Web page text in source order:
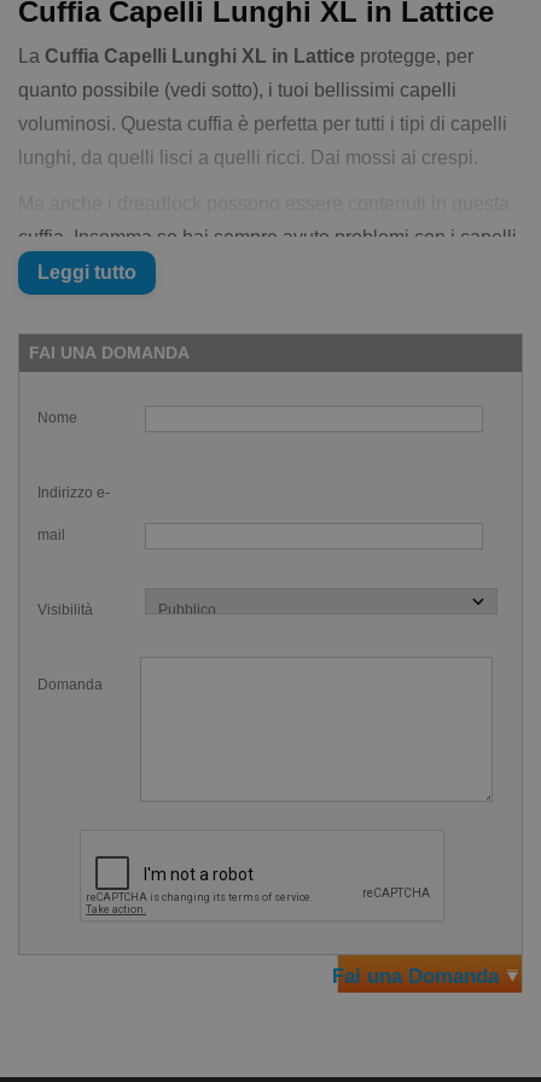
Cuffia Capelli Lunghi XL in Lattice
La Cuffia Capelli Lunghi XL in Lattice protegge, per
quanto possibile (vedi sotto), i tuoi bellissimi capelli
voluminosi. Questa cuffia è perfetta per tutti i tipi di capelli
lunghi, da quelli lisci a quelli ricci. Dai mossi ai crespi.
cuffia. Insomma se hai sempre avuto problemi con i capelli
voluminosi e cerchi una cuffia adatta, ecco qua la
LaCuffia Capelli Lunghi XL in Lattice
ricorderete che inizialmente il suo utilizzo era stato vietato
una tempesta scatenata sui social il Comitato Olimpico era
tornato ragionevolmente su suoi passi l'1 Settembre 2022.
ha fatto poi giustamente notare che "promuovere
È in lattice, quindi è bene averne cura per farla durare a
Puoi anche trattarla con lospray protettivo per il lattice
trovi qui su Swimmershop.it.
salmastro e potrebbe usurarsi in fretta con l'utilizzo, per
Leggi tutto
FAI UNA DOMANDA
Nome
Indirizzo e-
mail
Visibilità
Domanda
Fai una Domanda